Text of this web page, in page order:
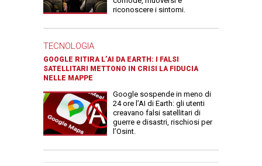
riconoscere i sintomi.
TECNOLOGIA
GOOGLE RITIRA L’AI DA EARTH: I FALSI
SATELLITARI METTONO IN CRISI LA FIDUCIA
NELLE MAPPE
Google sospende in meno di
24 ore l’AI di Earth: gli utenti
creavano falsi satellitari di
guerre e disastri, rischiosi per
l’Osint.